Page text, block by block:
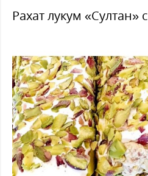
Рахат лукум